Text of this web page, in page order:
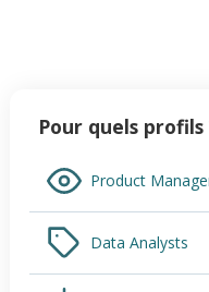
Pour quels profils
Product
Data Analysts